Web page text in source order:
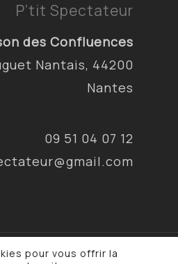
P’tit Spectateur
des Confluences
Nantais, 44200
Nantes
09 51 04 07 12
& Cie. •Mentions
pour vous offrir la